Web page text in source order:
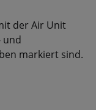
der Air Unit
und
markiert sind.